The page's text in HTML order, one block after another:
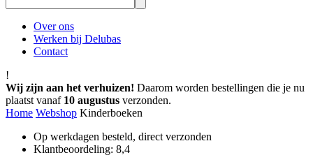
Over ons
Werken bij Delubas
Contact
!
Wij zijn aan het verhuizen! Daarom worden bestellingen die je nu
plaatst vanaf 10 augustus verzonden.
Home Webshop Kinderboeken
Op werkdagen besteld, direct verzonden
Klantbeoordeling: 8,4